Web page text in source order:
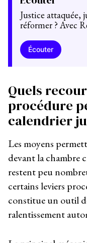
Justice attaquée,
réformer ? Avec
Écouter
Quels
procédure
calendrier
Les moyens
devant la chambre
restent peu
certains leviers
constitue un outil
ralentissement